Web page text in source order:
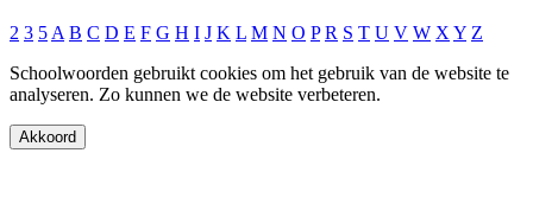
2 3 5A B C D E F G H I J K L M N O P R S T U V W XY Z
Schoolwoorden gebruikt cookies om het gebruik van de website te
analyseren. Zo kunnen we de website verbeteren.
Akkoord